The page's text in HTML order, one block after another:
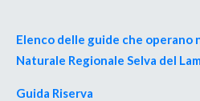
Elenco delle guide che
Naturale Regionale Selva del
Guida Riserva